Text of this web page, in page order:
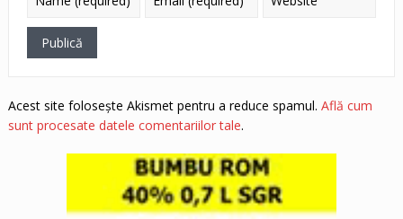
Acest site folosește Akismet pentru a reduce spamul. Află cum
sunt procesate datele comentariilor tale.